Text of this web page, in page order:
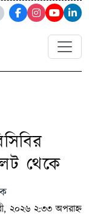
থেকে
২০২৬ ২:৩৩ অপরাহ্ন